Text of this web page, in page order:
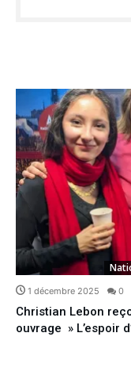
1 décembre 2025 0
Christian Lebon
ouvrage » L’espoir